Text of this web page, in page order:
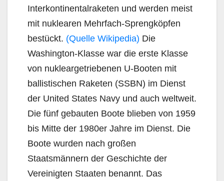
Interkontinentalraketen und werden meist
mit nuklearen Mehrfach-Sprengköpfen
bestückt. (Quelle Wikipedia) Die
Washington-Klasse war die erste Klasse
von nukleargetriebenen U-Booten mit
ballistischen Raketen (SSBN) im Dienst
der United States Navy und auch weltweit.
Die fünf gebauten Boote blieben von 1959
bis Mitte der 1980er Jahre im Dienst. Die
Boote wurden nach großen
Staatsmännern der Geschichte der
Vereinigten Staaten benannt. Das